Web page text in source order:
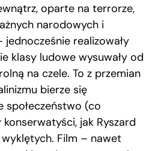
oparte na terrorze,
narodowych i
realizowały
klasy ludowe wysuwały od
na czele. To z przemian
bierze się
społeczeństwo (co
jak Ryszard
wyklętych. Film – nawet